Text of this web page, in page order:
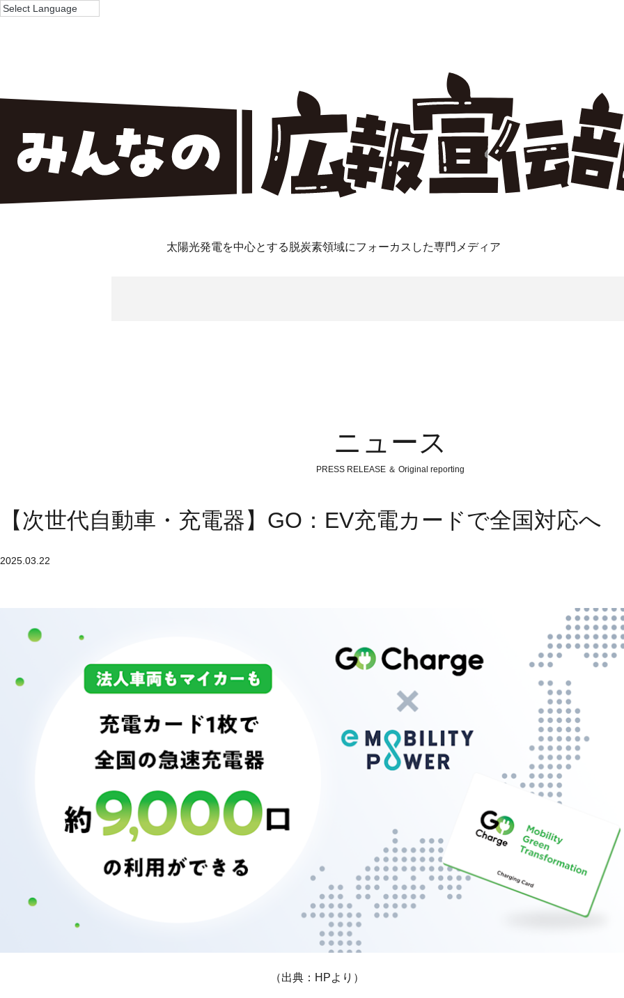
太陽光発電を中心とする脱炭素領域にフォーカスした専門メディア
ニュース
PRESS RELEASE ＆ Original reporting
【次世代自動車・充電器】GO：EV充電カードで全国対応へ
2025.03.22
（出典：HPより）